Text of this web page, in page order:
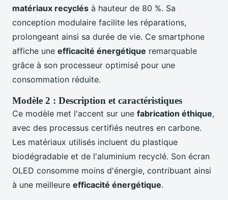
matériaux recyclés à hauteur de 80 %. Sa
conception modulaire facilite les réparations,
prolongeant ainsi sa durée de vie. Ce smartphone
affiche une efficacité énergétique remarquable
grâce à son processeur optimisé pour une
consommation réduite.
Modèle 2 : Description et caractéristiques
Ce modèle met l'accent sur une fabrication éthique,
avec des processus certifiés neutres en carbone.
Les matériaux utilisés incluent du plastique
biodégradable et de l'aluminium recyclé. Son écran
OLED consomme moins d'énergie, contribuant ainsi
à une meilleure efficacité énergétique.